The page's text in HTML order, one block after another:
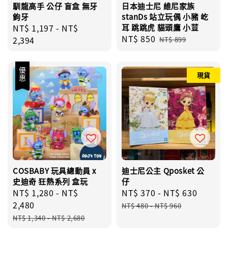
馴龍高手 公仔 盲盒 無牙
鉤牙
Regular
price
NT$ 1,197 - NT$
2,394
日本迪士尼 維尼家族
stanDs 站立玩偶 小豬 屹
耳 跳跳虎 貓頭鷹 小荳
Sale
NT$ 850 Regular
NT$ 899
優惠
COSBABY 玩具總動員 x
史迪奇 狂熱系列 盒玩
Sale
price
NT$ 1,280 - NT$
2,480
Regular
NT$ 1,340-NT$ 2,680
現貨
迪士尼公主 Qposket 公
仔
Sale
price
NT$ 370 - NT$ 630
NT$ 480-NT$ 960